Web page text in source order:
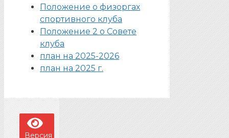
Положение о физоргах
спортивного клуба
Положение 2 о Совете
клуба
план на 2025-2026
план на 2025 г.
Версия